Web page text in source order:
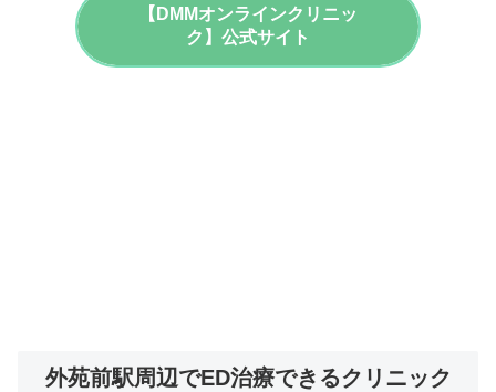
【DMMオンラインクリニッ
ク】公式サイト
外苑前駅周辺でED治療できるクリニック